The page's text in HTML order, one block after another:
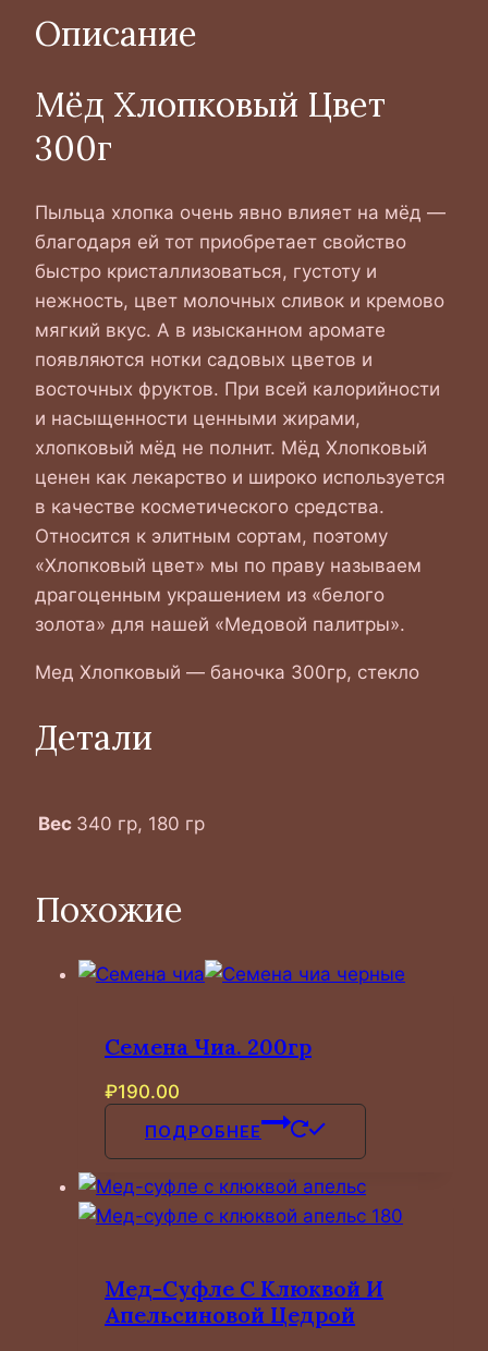
Описание
Мёд Хлопковый Цвет
300г
Пыльца хлопка очень явно влияет на мёд —
благодаря ей тот приобретает свойство
быстро кристаллизоваться, густоту и
нежность, цвет молочных сливок и кремово
мягкий вкус. А в изысканном аромате
появляются нотки садовых цветов и
восточных фруктов. При всей калорийности
и насыщенности ценными жирами,
хлопковый мёд не полнит. Мёд Хлопковый
ценен как лекарство и широко используется
в качестве косметического средства.
Относится к элитным сортам, поэтому
«Хлопковый цвет» мы по праву называем
драгоценным украшением из «белого
золота» для нашей «Медовой палитры».
Мед Хлопковый — баночка 300гр, стекло
Детали
Вес 340 гр, 180 гр
Похожие
Семена Чиа. 200гр
₽190.00
ПОДРОБНЕЕ
Мед-Суфле С Клюквой И
Апельсиновой Цедрой